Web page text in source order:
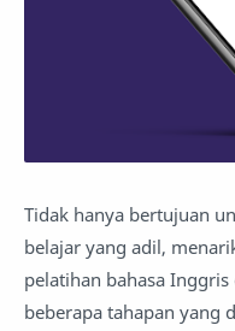
Tidak hanya bertujuan
belajar yang adil,
pelatihan bahasa
beberapa tahapan yang